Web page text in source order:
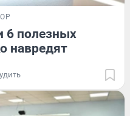
полезных
навредят